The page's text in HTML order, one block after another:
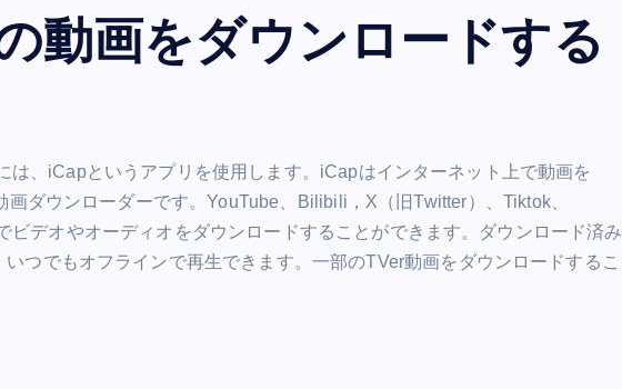
動画をダウンロードする
は、iCapというアプリを使用します。iCapはインターネット上で動画を
ダウンローダーです。YouTube、Bilibili，X（旧Twitter）、Tiktok、
ビデオやオーディオをダウンロードすることができます。ダウンロード済み
つでもオフラインで再生できます。一部のTVer動画をダウンロードするこ